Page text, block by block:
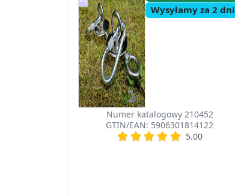
Wysyłamy za 2 dni
Numer katalogowy 210452
GTIN/EAN: 5906301814122
5.00